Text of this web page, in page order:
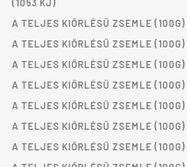
(1053 KJ)
A TELJES KIŐRLÉSŰ ZSEMLE (100G)
A TELJES KIŐRLÉSŰ ZSEMLE (100G)
A TELJES KIŐRLÉSŰ ZSEMLE (100G)
A TELJES KIŐRLÉSŰ ZSEMLE (100G)
A TELJES KIŐRLÉSŰ ZSEMLE (100G)
A TELJES KIŐRLÉSŰ ZSEMLE (100G)
A TELJES KIŐRLÉSŰ ZSEMLE (100G)